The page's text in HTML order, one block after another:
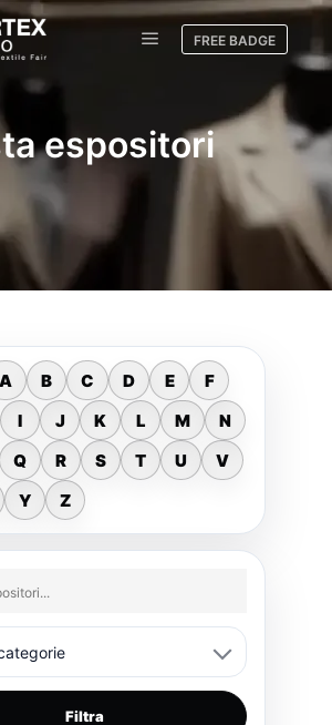
FREE BADGE
espositori
A B C D E
F
I J K L M
N
Q R S T U
V
Y Z
Filtra